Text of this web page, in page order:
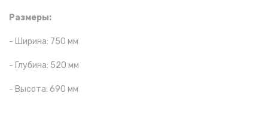
Размеры:
- Ширина: 750 мм
- Глубина: 520 мм
- Высота: 690 мм